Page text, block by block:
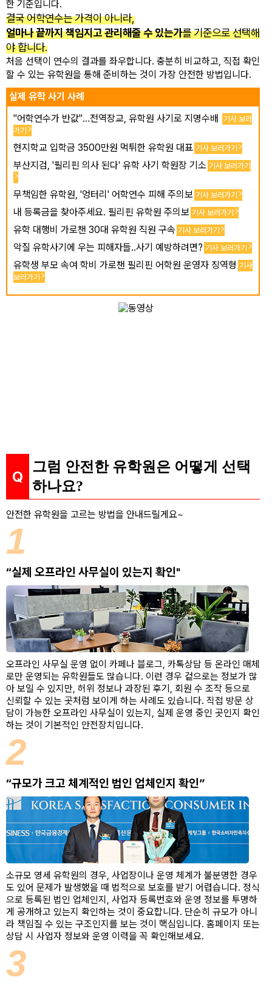
한 기준입니다.
결국 어학연수는 가격이 아니라,
얼마나 끝까지 책임지고 관리해줄 수 있는가를 기준으로 선택해
야 합니다.
처음 선택이 연수의 결과를 좌우합니다. 충분히 비교하고, 직접 확인
할 수 있는 유학원을 통해 준비하는 것이 가장 안전한 방법입니다.
실제 유학 사기 사례
"어학연수가 반값"…전역장교, 유학원 사기로 지명수배 기사 보러
가기
현지학교 입학금 3500만원 먹튀한 유학원 대표 기사 보러가기
부산지검, '필리핀 의사 된다' 유학 사기 학원장 기소 기사 보러가기
무책임한 유학원, '엉터리' 어학연수 피해 주의보 기사 보러가기
내 등록금을 찾아주세요. 필리핀 유학원 주의보 기사 보러가기
유학 대행비 가로챈 30대 유학원 직원 구속 기사 보러가기
악질 유학사기에 우는 피해자들..사기 예방하려면? 기사 보러가기
유학생 부모 속여 학비 가로챈 필리핀 어학원 운영자 징역형 기사
보러가기
그럼 안전한 유학원은 어떻게 선택
하나요?
안전한 유학원을 고르는 방법을 안내드릴게요~
1
“실제 오프라인 사무실이 있는지 확인"
오프라인 사무실 운영 없이 카페나 블로그, 카톡상담 등 온라인 매체
로만 운영되는 유학원들도 많습니다. 이런 경우 겉으로는 정보가 많
아 보일 수 있지만, 허위 정보나 과장된 후기, 회원 수 조작 등으로
신뢰할 수 있는 곳처럼 보이게 하는 사례도 있습니다. 직접 방문 상
담이 가능한 오프라인 사무실이 있는지, 실제 운영 중인 곳인지 확인
하는 것이 기본적인 안전장치입니다.
2
“규모가 크고 체계적인 법인 업체인지 확인”
소규모 영세 유학원의 경우, 사업장이나 운영 체계가 불분명한 경우
도 있어 문제가 발생했을 때 법적으로 보호를 받기 어렵습니다. 정식
으로 등록된 법인 업체인지, 사업자 등록번호와 운영 정보를 투명하
게 공개하고 있는지 확인하는 것이 중요합니다. 단순히 규모가 아니
라 책임질 수 있는 구조인지를 보는 것이 핵심입니다. 홈페이지 또는
상담 시 사업자 정보와 운영 이력을 꼭 확인해보세요.
3